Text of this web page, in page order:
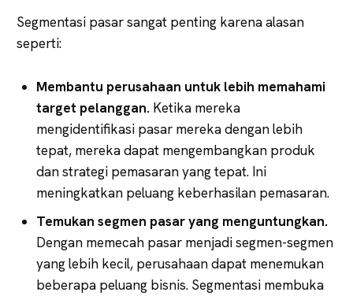
Segmentasi pasar sangat penting karena alasan
seperti:
Membantu perusahaan untuk lebih memahami
target pelanggan. Ketika mereka
mengidentifikasi pasar mereka dengan lebih
tepat, mereka dapat mengembangkan produk
dan strategi pemasaran yang tepat. Ini
meningkatkan peluang keberhasilan pemasaran.
Temukan segmen pasar yang menguntungkan.
Dengan memecah pasar menjadi segmen-segmen
yang lebih kecil, perusahaan dapat menemukan
beberapa peluang bisnis. Segmentasi membuka